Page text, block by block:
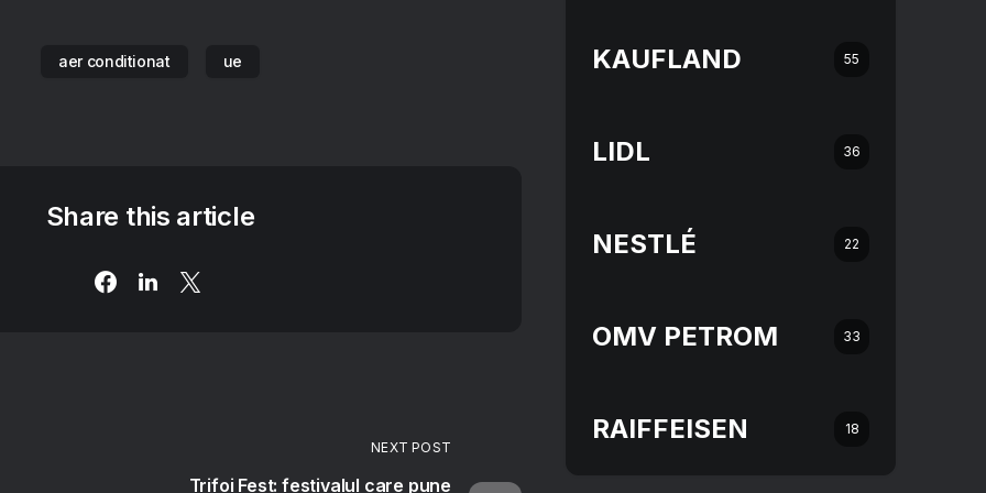
aer conditionat ue
Share this article
NEXT POST
Trifoi Fest: festivalul care pune
KAUFLAND 55
LIDL 36
NESTLÉ 22
OMV PETROM 33
RAIFFEISEN 18